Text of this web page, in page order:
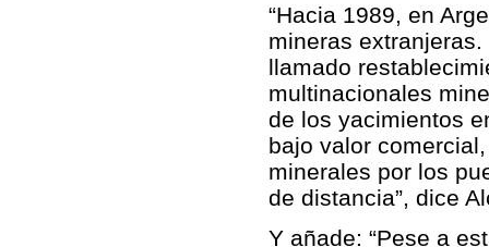
“Hacia 1989, en
mineras
llamado
multinacionales
de los yacimientos
bajo valor
minerales por los
de distancia”, dice
Y añade: “Pese a